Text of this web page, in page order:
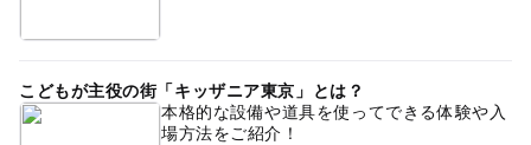
こどもが主役の街「キッザニア東京」とは？
本格的な設備や道具を使ってできる体験や入
場方法をご紹介！